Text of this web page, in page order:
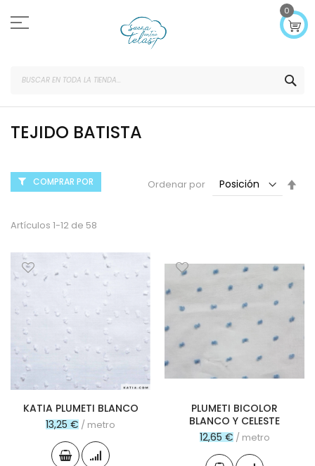
al
contenido
0
TEJIDO BATISTA
Artículos 1-12 de 58
Ordenar por
KATIA PLUMETI BLANCO
13,25 € / metro
PLUMETI BICOLOR
BLANCO Y CELESTE
12,65 € / metro
COMPRAR POR